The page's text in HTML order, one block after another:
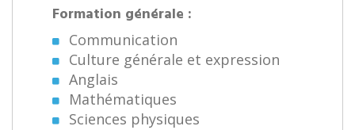
Formation générale :
Communication
Culture générale et expression
Anglais
Mathématiques
Sciences physiques